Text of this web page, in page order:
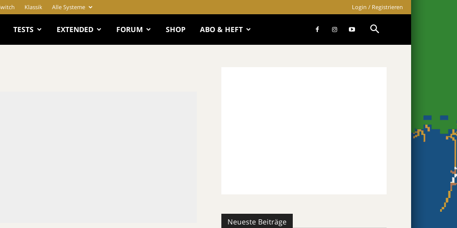
Klassik Alle Systeme Login / Registrieren
TESTS EXTENDED FORUM SHOP ABO & HEFT
Neueste Beiträge